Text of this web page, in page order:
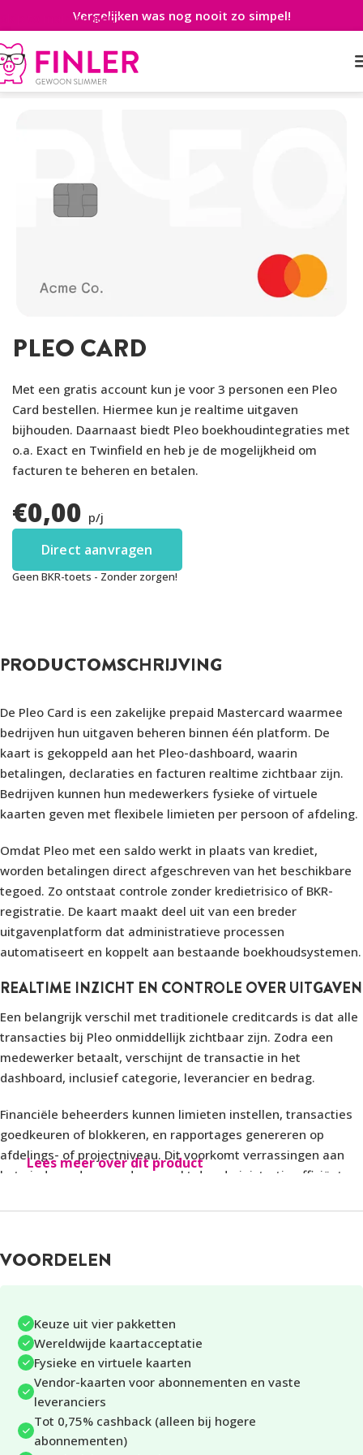
Skip to main contentVergelijken was nog nooit zo simpel!
Home>Creditcard
PLEO CARD
Met een gratis account kun je voor 3 personen een Pleo
Card bestellen. Hiermee kun je realtime uitgaven
bijhouden. Daarnaast biedt Pleo boekhoudintegraties met
o.a. Exact en Twinfield en heb je de mogelijkheid om
facturen te beheren en betalen.
€0,00 p/j
Direct aanvragen
Geen BKR-toets - Zonder zorgen!
PRODUCTOMSCHRIJVING
De Pleo Card is een zakelijke prepaid Mastercard waarmee
bedrijven hun uitgaven beheren binnen één platform. De
kaart is gekoppeld aan het Pleo-dashboard, waarin
betalingen, declaraties en facturen realtime zichtbaar zijn.
Bedrijven kunnen hun medewerkers fysieke of virtuele
kaarten geven met flexibele limieten per persoon of afdeling.
Omdat Pleo met een saldo werkt in plaats van krediet,
worden betalingen direct afgeschreven van het beschikbare
tegoed. Zo ontstaat controle zonder kredietrisico of BKR-
registratie. De kaart maakt deel uit van een breder
uitgavenplatform dat administratieve processen
automatiseert en koppelt aan bestaande boekhoudsystemen.
REALTIME INZICHT EN CONTROLE OVER UITGAVEN
Een belangrijk verschil met traditionele creditcards is dat alle
transacties bij Pleo onmiddellijk zichtbaar zijn. Zodra een
medewerker betaalt, verschijnt de transactie in het
dashboard, inclusief categorie, leverancier en bedrag.
Financiële beheerders kunnen limieten instellen, transacties
goedkeuren of blokkeren, en rapportages genereren op
afdelings- of projectniveau. Dit voorkomt verrassingen aan
het eind van de maand en maakt de administratie efficiënter.
De Pleo Card ondersteunt ook vendor-kaarten, die aan
Hiermee kan een bedrijf bijvoorbeeld aparte kaarten
AUTOMATISCHE BONHERKENNING EN
DECLARATIEVERWERKING
Pleo automatiseert het declaratieproces met behulp van
OCR-technologie (Optical Character Recognition). Na elke
betaling ontvangt de gebruiker een melding om een foto van
het bonnetje te uploaden. De software herkent automatisch
Lees meer over dit product
VOORDELEN
Keuze uit vier pakketten
Wereldwijde kaartacceptatie
Fysieke en virtuele kaarten
Vendor-kaarten voor abonnementen en vaste
leveranciers
Tot 0,75% cashback (alleen bij hogere
abonnementen)